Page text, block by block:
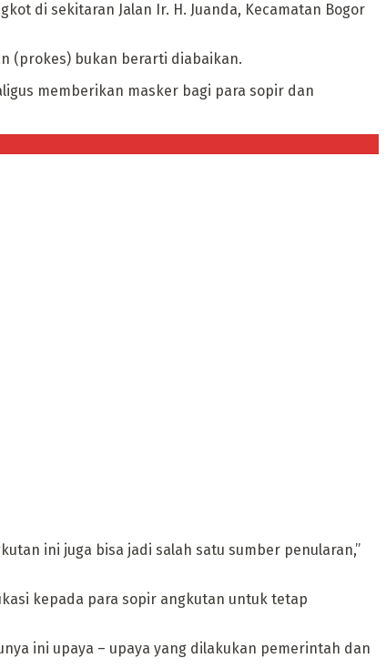
di sekitaran Jalan Ir. H. Juanda, Kecamatan Bogor
(prokes) bukan berarti diabaikan.
memberikan masker bagi para sopir dan
ini juga bisa jadi salah satu sumber penularan,”
kepada para sopir angkutan untuk tetap
ini upaya – upaya yang dilakukan pemerintah dan